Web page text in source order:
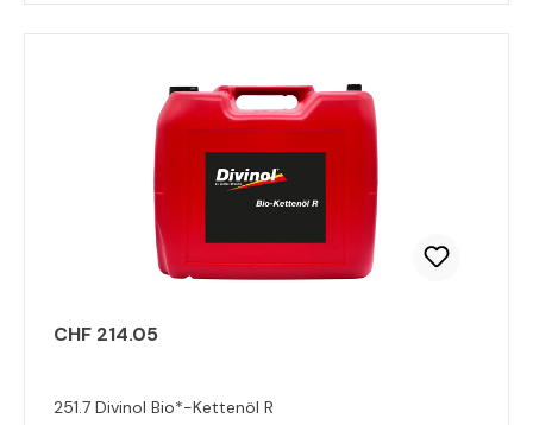
CHF 214.05
251.7 Divinol Bio*-Kettenöl R